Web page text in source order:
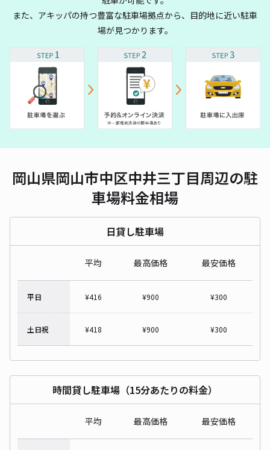
また、アキッパの持つ豊富な駐車場拠点から、目的地に近い駐車
場が見つかります。
岡山県岡山市中区中井三丁目周辺の駐
車場料金相場
日貸し駐車場
平均 最高価格 最安価格
平日 ¥416 ¥900 ¥300
土日祝 ¥418 ¥900 ¥300
時間貸し駐車場（15分あたりの料金）
平均 最高価格 最安価格